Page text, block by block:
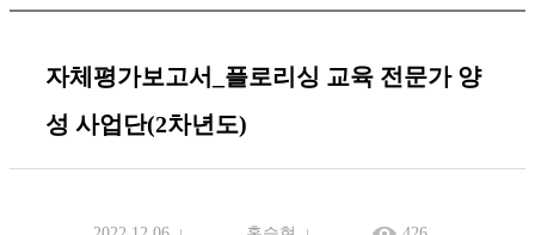
자체평가보고서_플로리싱 교육 전문가 양
성 사업단(2차년도)